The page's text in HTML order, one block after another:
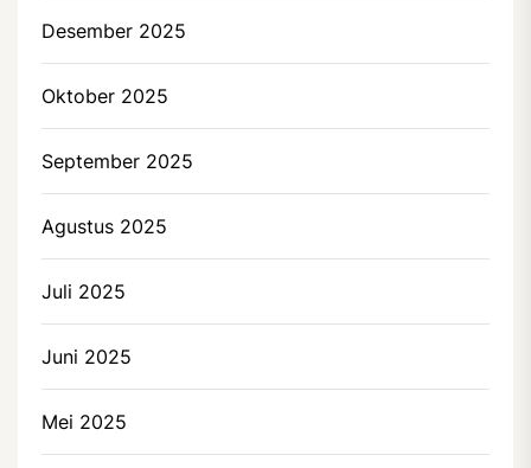
Desember 2025
Oktober 2025
September 2025
Agustus 2025
Juli 2025
Juni 2025
Mei 2025